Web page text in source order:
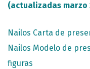
(actualizadas marzo
Nailos Carta de
Nailos Modelo de
figuras